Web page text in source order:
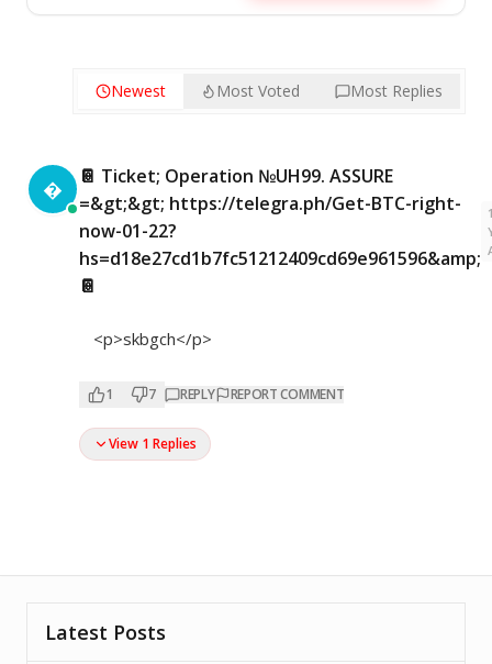
Newest Most Voted Most Replies

📔 Ticket; Operation №UH99. ASSURE
=&gt;&gt; https://telegra.ph/Get-BTC-right-
now-01-22?
hs=d18e27cd1b7fc51212409cd69e961596&amp;
📔
<p>skbgch</p>
1 7 REPLY REPORT COMMENT
View 1 Replies
Latest Posts